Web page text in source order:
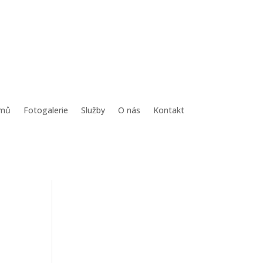
Fotogalerie Služby O nás Kontakt